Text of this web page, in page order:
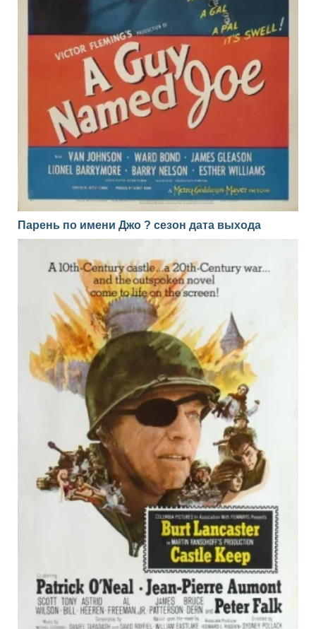
Парень по имени Джо ? сезон дата выхода